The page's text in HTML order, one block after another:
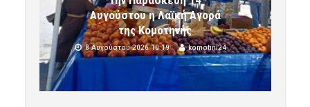
Αυγούστου η Λαϊκή Αγορά
της Κομοτηνής
8 Αυγούστου 2026 10:19 komotini24